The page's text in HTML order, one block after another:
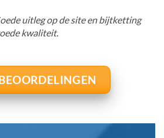
uitleg op de site en bijtketting
kwaliteit.